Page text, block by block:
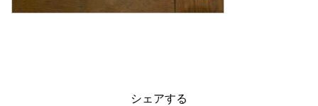
シェアする